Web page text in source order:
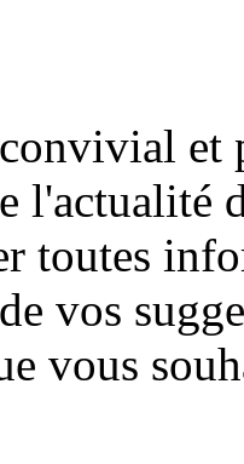
et
l'actualité
toutes
vos
vous